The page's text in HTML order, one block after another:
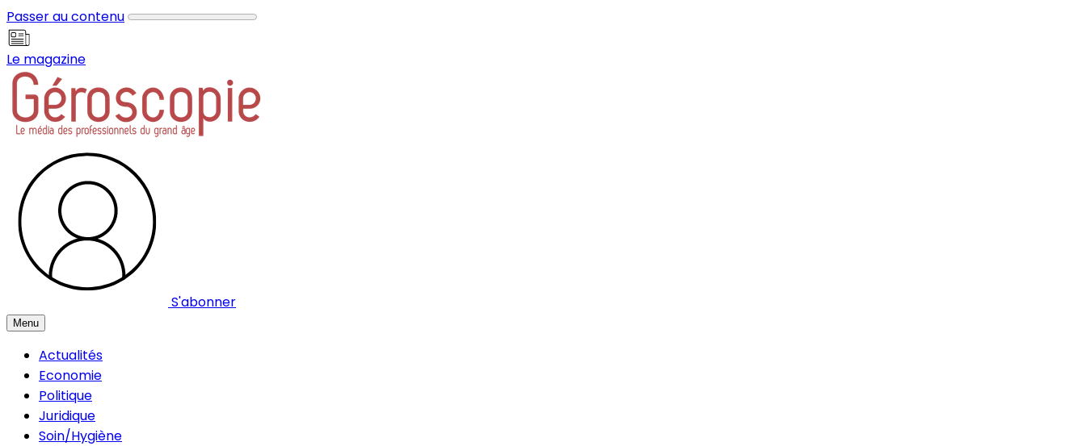
Passer au contenu
Le magazine
S'abonner
Menu
Actualités
Economie
Politique
Juridique
Soin/Hygiène
Panneau de gestion des cookies